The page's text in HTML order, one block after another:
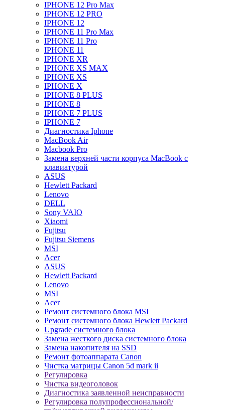
IPHONE 12 Pro Max
IPHONE 12 PRO
IPHONE 12
IPHONE 11 Pro Max
IPHONE 11 Pro
IPHONE 11
IPHONE XR
IPHONE XS MAX
IPHONE XS
IPHONE X
IPHONE 8 PLUS
IPHONE 8
IPHONE 7 PLUS
IPHONE 7
Диагностика Iphone
MacBook Air
Macbook Pro
Замена верхней части корпуса MacBook с
клавиатурой
ASUS
Hewlett Packard
Lenovo
DELL
Sony VAIO
Xiaomi
Fujitsu
Fujitsu Siemens
MSI
Acer
ASUS
Hewlett Packard
Lenovo
MSI
Acer
Ремонт системного блока MSI
Ремонт системного блока Hewlett Packard
Upgrade системного блока
Замена жесткого диска системного блока
Замена накопителя на SSD
Ремонт фотоаппарата Canon
Чистка матрицы Canon 5d mark ii
Регулировка
Чистка видеоголовок
Диагностика заявленной неисправности
Регулировка полупрофессиональной/